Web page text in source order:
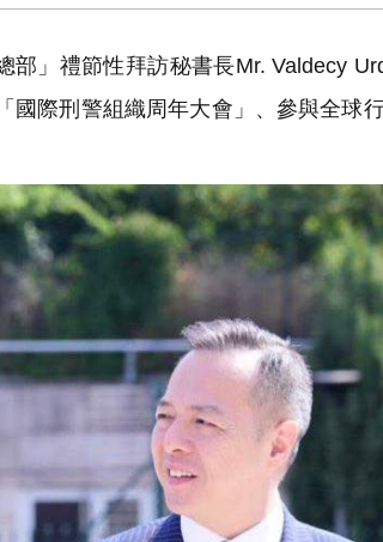
」禮節性拜訪秘書長Mr. Valdecy
國際刑警組織周年大會」、參與全球